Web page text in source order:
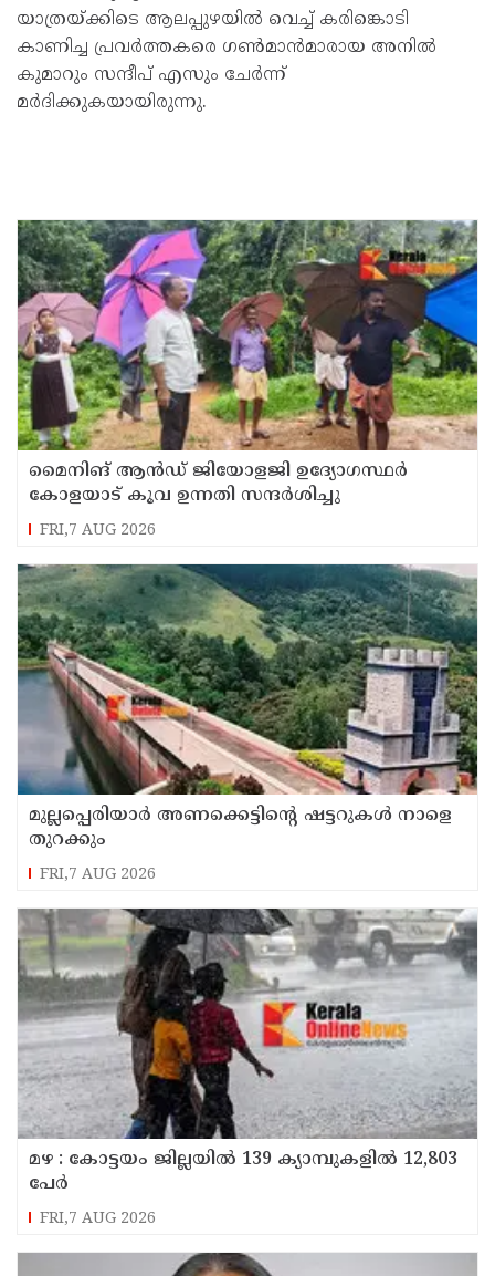
യാത്രയ്ക്കിടെ ആലപ്പുഴയില്‍ വെച്ച് കരിങ്കൊടി
കാണിച്ച പ്രവര്‍ത്തകരെ ഗണ്‍മാന്‍മാരായ അനില്‍
കുമാറും സന്ദീപ് എസും ചേര്‍ന്ന്
മര്‍ദിക്കുകയായിരുന്നു.
മൈനിങ് ആൻഡ്​ ജിയോളജി ഉദ്യോഗസ്ഥർ
കോളയാട് കൂവ ഉന്നതി സന്ദർശിച്ചു
FRI,7 AUG 2026
മുല്ലപ്പെരിയാർ അണക്കെട്ടിന്റെ ഷട്ടറുകൾ നാളെ
തുറക്കും
FRI,7 AUG 2026
മഴ : കോട്ടയം ജില്ലയിൽ 139 ക്യാമ്പുകളിൽ 12,803
പേര്‍
FRI,7 AUG 2026